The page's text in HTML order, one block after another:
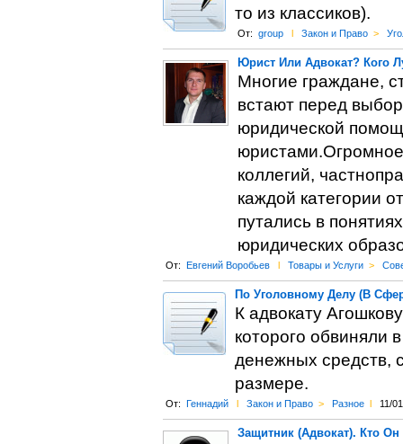
то из классиков).
От: group l Закон и Право >
Юрист Или Адвокат? Кого
Многие граждане,
встают перед
юридической
коллегий,
каждой категории
путались в
юридических
От: Евгений Воробьев l Товары и Услуги >
По Уголовному Делу (В
К адвокату
которого обвиняли
денежных средств,
размере.
От: Геннадий l Закон и Право > Разное l 11/
Защитник (Адвокат). Кто